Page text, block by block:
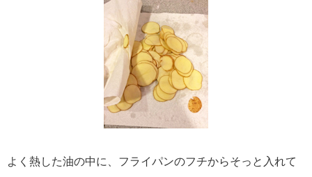
よく熱した油の中に、フライパンのフチからそっと入れて